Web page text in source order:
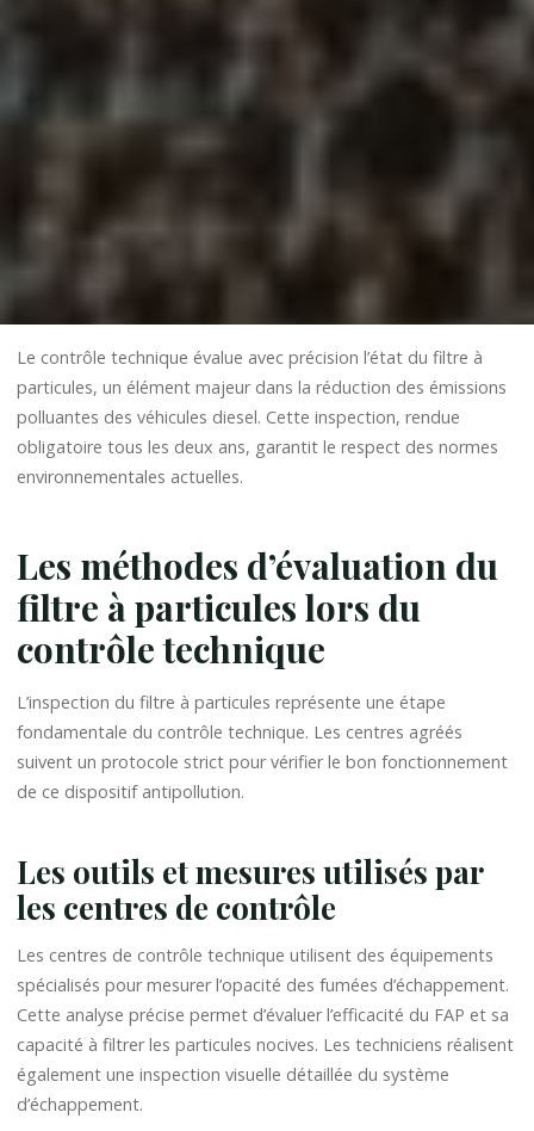
Le contrôle technique évalue avec précision l’état du filtre à
particules, un élément majeur dans la réduction des émissions
polluantes des véhicules diesel. Cette inspection, rendue
obligatoire tous les deux ans, garantit le respect des normes
environnementales actuelles.
Les méthodes d’évaluation du
filtre à particules lors du
contrôle technique
L’inspection du filtre à particules représente une étape
fondamentale du contrôle technique. Les centres agréés
suivent un protocole strict pour vérifier le bon fonctionnement
de ce dispositif antipollution.
Les outils et mesures utilisés par
les centres de contrôle
Les centres de contrôle technique utilisent des équipements
spécialisés pour mesurer l’opacité des fumées d’échappement.
Cette analyse précise permet d’évaluer l’efficacité du FAP et sa
capacité à filtrer les particules nocives. Les techniciens réalisent
également une inspection visuelle détaillée du système
d’échappement.